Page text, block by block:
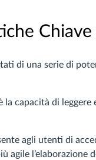
di una serie di
la capacità di
agli utenti di
agile l’elaborazione